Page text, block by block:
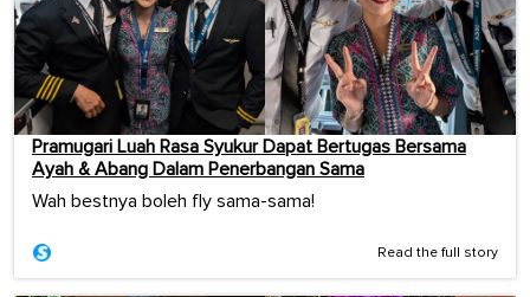
Pramugari Luah Rasa Syukur Dapat Bertugas Bersama
Ayah & Abang Dalam Penerbangan Sama
Wah bestnya boleh fly sama-sama!
Read the full story